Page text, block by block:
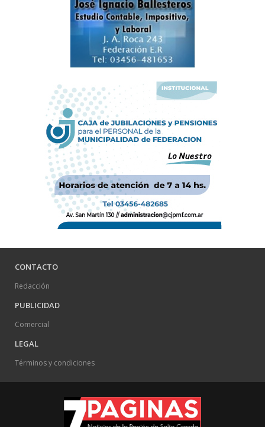
CONTACTO
Redacción
PUBLICIDAD
Comercial
LEGAL
Términos y condiciones